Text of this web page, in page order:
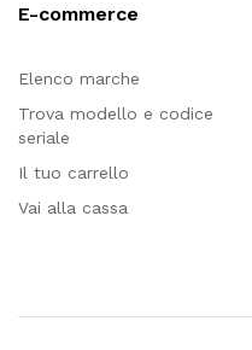
E-commerce
Elenco marche
Trova modello e codice
seriale
Il tuo carrello
Vai alla cassa